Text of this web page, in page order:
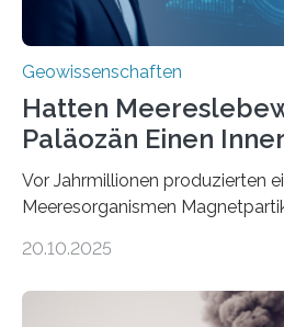
Geowissenschaften
Hatten
Paläozän Einen
Vor Jahrmillionen produzierten
Meeresorganismen
Sedimenten zu finden sind. Nun
Domänen auf einem dieser
20.10.2025